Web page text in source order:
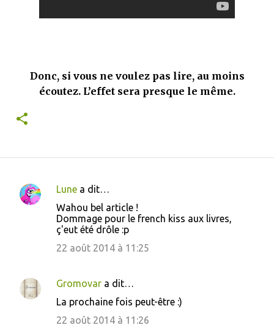
Donc, si vous ne voulez pas lire, au moins
écoutez. L’effet sera presque le même.
C
n
t
Lune a dit…
Wahou bel article !
Dommage pour le french kiss aux livres,
ç'eut été drôle :p
22 août 2014 à 11:25
Gromovar a dit…
La prochaine fois peut-être :)
22 août 2014 à 11:26